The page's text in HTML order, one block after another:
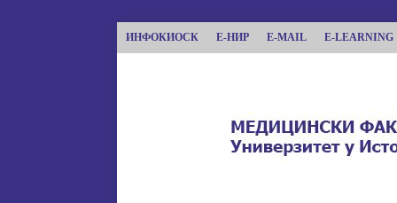
ИНФОКИОСК Е-НИР E-MAIL E-LEARNING